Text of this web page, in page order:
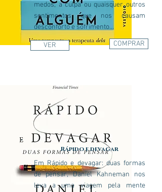
medos, a culpa ou quaisquer outros
sentimentos que nos causam
desconforto e sofrimento...
VER COMPRAR
Rápido e devagar
Em Rápido e devagar: duas formas
de pensar, Daniel Kahneman nos
leva a uma viagem pela mente